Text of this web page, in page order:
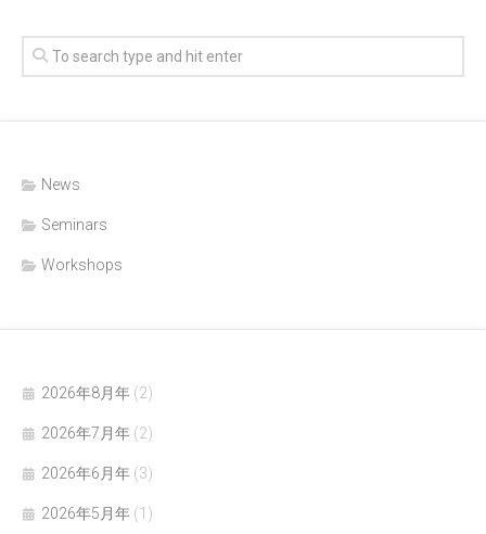
News
Seminars
Workshops
2026年8月年 (2)
2026年7月年 (2)
2026年6月年 (3)
2026年5月年 (1)